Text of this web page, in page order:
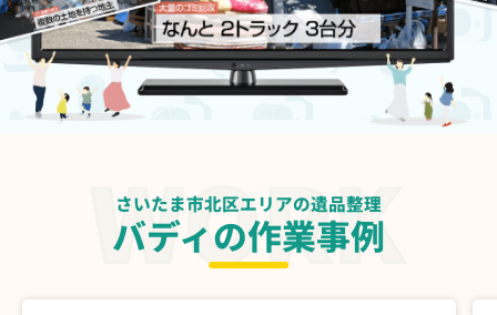
さいたま市北区エリアの遺品整理
バディの作業事例